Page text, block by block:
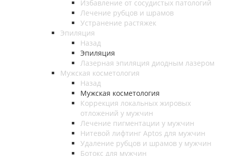
Избавление от сосудистых патологий
Лечение рубцов и шрамов
Устранение растяжек
Эпиляция
Назад
Эпиляция
Лазерная эпиляция диодным лазером
Мужская косметология
Назад
Мужская косметология
Коррекция локальных жировых
отложений у мужчин
Лечение пигментации у мужчин
Нитевой лифтинг Aptos для мужчин
Удаление рубцов и шрамов у мужчин
Ботокс для мужчин